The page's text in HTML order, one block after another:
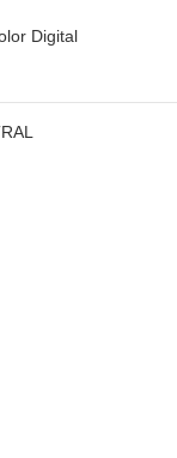
Digital